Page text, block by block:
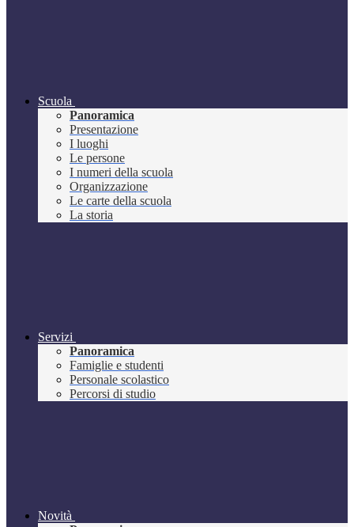
Scuola
Panoramica
Presentazione
I luoghi
Le persone
I numeri della scuola
Organizzazione
Le carte della scuola
La storia
Servizi
Panoramica
Famiglie e studenti
Personale scolastico
Percorsi di studio
Novità